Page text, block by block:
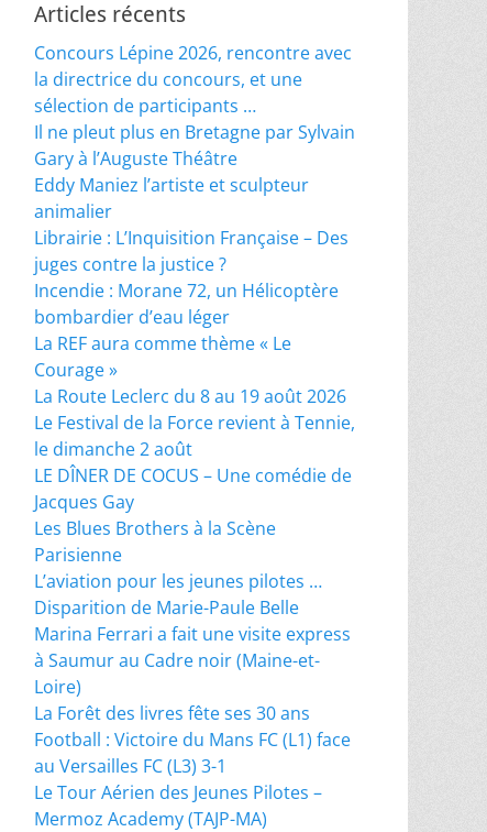
Articles récents
Concours Lépine 2026, rencontre avec
la directrice du concours, et une
sélection de participants …
Il ne pleut plus en Bretagne par Sylvain
Gary à l’Auguste Théâtre
Eddy Maniez l’artiste et sculpteur
animalier
Librairie : L’Inquisition Française – Des
juges contre la justice ?
Incendie : Morane 72, un Hélicoptère
bombardier d’eau léger
La REF aura comme thème « Le
Courage »
La Route Leclerc du 8 au 19 août 2026
Le Festival de la Force revient à Tennie,
le dimanche 2 août
LE DÎNER DE COCUS – Une comédie de
Jacques Gay
Les Blues Brothers à la Scène
Parisienne
L’aviation pour les jeunes pilotes …
Disparition de Marie-Paule Belle
Marina Ferrari a fait une visite express
à Saumur au Cadre noir (Maine-et-
Loire)
La Forêt des livres fête ses 30 ans
Football : Victoire du Mans FC (L1) face
au Versailles FC (L3) 3-1
Le Tour Aérien des Jeunes Pilotes –
Mermoz Academy (TAJP-MA)